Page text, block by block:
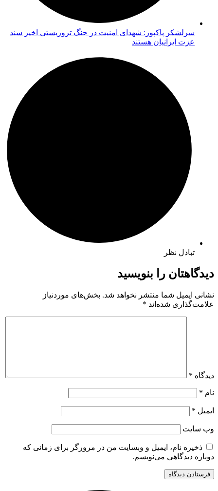
سرلشکر پاکپور: شهدای امنیت در جنگ تروریستی اخیر سند
عزت ایرانیان هستند
تبادل نظر
دیدگاهتان را بنویسید
نشانی ایمیل شما منتشر نخواهد شد. بخش‌های موردنیاز
علامت‌گذاری شده‌اند *
دیدگاه *
نام *
ایمیل *
وب‌ سایت
ذخیره نام، ایمیل و وبسایت من در مرورگر برای زمانی که
دوباره دیدگاهی می‌نویسم.